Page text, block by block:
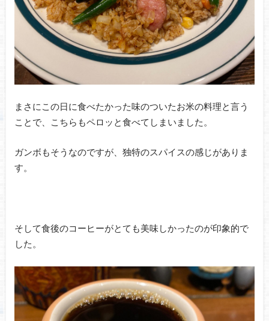
まさにこの日に食べたかった味のついたお米の料理と言う
ことで、こちらもペロッと食べてしまいました。
ガンボもそうなのですが、独特のスパイスの感じがありま
す。
そして食後のコーヒーがとても美味しかったのが印象的で
した。